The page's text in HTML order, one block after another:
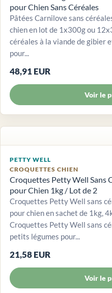
pour Chien Sans Céréales
Pâtées Carnilove sans
chien en lot de 1x300g ou
céréales à la viande de gibier
pour...
48,91 EUR
Voir le
PETTY WELL
CROQUETTES CHIEN
Croquettes Petty Well Sans
pour Chien 1kg / Lot de 2
Croquettes Petty Well sans
pour chien en sachet de 1kg,
Croquettes Petty Well sans
petits légumes pour...
21,58 EUR
Voir le